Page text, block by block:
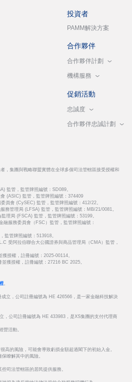
投資者
PAMM解決方案
合作夥伴
合作夥伴計劃
機構服務
促銷活動
忠誠度
合作夥伴忠誠計劃
，集團與戰略聯盟實體在全球多個司法管轄區接受授權和
監管，監管牌照編號：SD089。
(ASIC) 監管，監管牌照編號：374409
員會 (CySEC) 監管，監管牌照編號：412/22。
務管理局 (LFSA) 監管，監管牌照編號：MB/21/0081。
理局 (FSCA) 監管，監管牌照編號：53199。
服務委員會（FSC）監管，監管牌照編號：
監管牌照編號：513918。
受阿拉伯聯合大公國證券與商品管理局（CMA）監管，
授權，註冊編號：2025-00114。
獲授權，註冊編號：27216 BC 2025。
。
立，公司註冊編號為 HE 426566，是一家金融科技解決
，公司註冊編號為 HE 433983，是XS集團的支付代理商
營活動。
高的風險，可能會導致虧損金額超過閣下的初始入金。
瞭解其中的風險。
司法管轄區的居民提供服務。